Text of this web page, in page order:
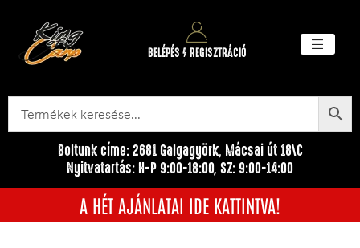
BELÉPÉS / REGISZTRÁCIÓ
Boltunk címe: 2681 Galgagyörk, Mácsai út 18\C
Nyitvatartás: H-P 9:00-18:00, SZ: 9:00-14:00
A HÉT AJÁNLATAI IDE KATTINTVA!